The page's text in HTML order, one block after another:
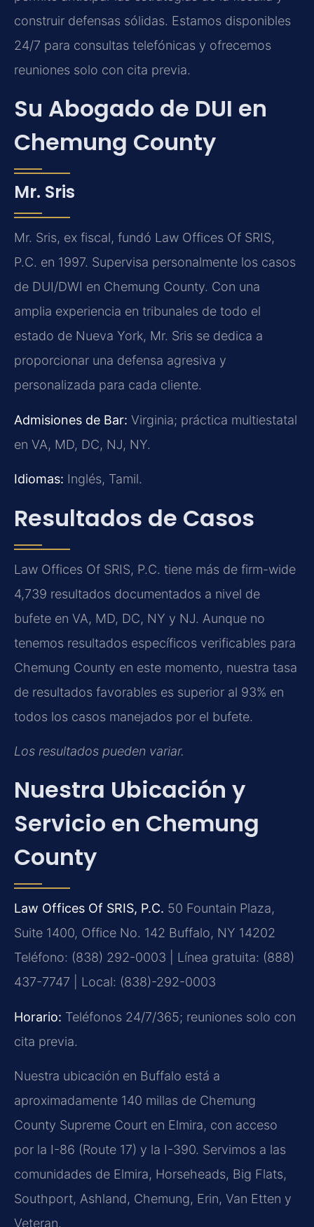
construir defensas sólidas. Estamos disponibles
24/7 para consultas telefónicas y ofrecemos
reuniones solo con cita previa.
Su Abogado de DUI en
Chemung County
Mr. Sris
Mr. Sris, ex fiscal, fundó Law Offices Of SRIS,
P.C. en 1997. Supervisa personalmente los casos
de DUI/DWI en Chemung County. Con una
amplia experiencia en tribunales de todo el
estado de Nueva York, Mr. Sris se dedica a
proporcionar una defensa agresiva y
personalizada para cada cliente.
Admisiones de Bar: Virginia; práctica multiestatal
en VA, MD, DC, NJ, NY.
Idiomas: Inglés, Tamil.
Resultados de Casos
Law Offices Of SRIS, P.C. tiene más de firm-wide
4,739 resultados documentados a nivel de
bufete en VA, MD, DC, NY y NJ. Aunque no
tenemos resultados específicos verificables para
Chemung County en este momento, nuestra tasa
de resultados favorables es superior al 93% en
todos los casos manejados por el bufete.
Los resultados pueden variar.
Nuestra Ubicación y
Servicio en Chemung
County
Law Offices Of SRIS, P.C. 50 Fountain Plaza,
Suite 1400, Office No. 142 Buffalo, NY 14202
Teléfono: (838) 292-0003 | Línea gratuita: (888)
437-7747 | Local: (838)-292-0003
Horario: Teléfonos 24/7/365; reuniones solo con
cita previa.
Nuestra ubicación en Buffalo está a
aproximadamente 140 millas de Chemung
County Supreme Court en Elmira, con acceso
por la I-86 (Route 17) y la I-390. Servimos a las
comunidades de Elmira, Horseheads, Big Flats,
Southport, Ashland, Chemung, Erin, Van Etten y
Veteran.